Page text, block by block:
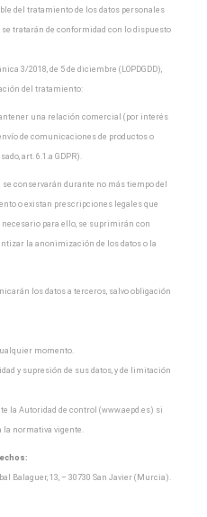
del tratamiento de los datos personales
se tratarán de conformidad con lo dispuesto
3/2018, de 5 de diciembre (LOPDGDD),
del tratamiento:
una relación comercial (por interés
de comunicaciones de productos o
art. 6.1.a GDPR).
se conservarán durante no más tiempo del
o existan prescripciones legales que
necesario para ello, se suprimirán con
la anonimización de los datos o la
los datos a terceros, salvo obligación
momento.
y supresión de sus datos, y de limitación
la Autoridad de control (www.aepd.es) si
normativa vigente.
Balaguer, 13, – 30730 San Javier (Murcia).